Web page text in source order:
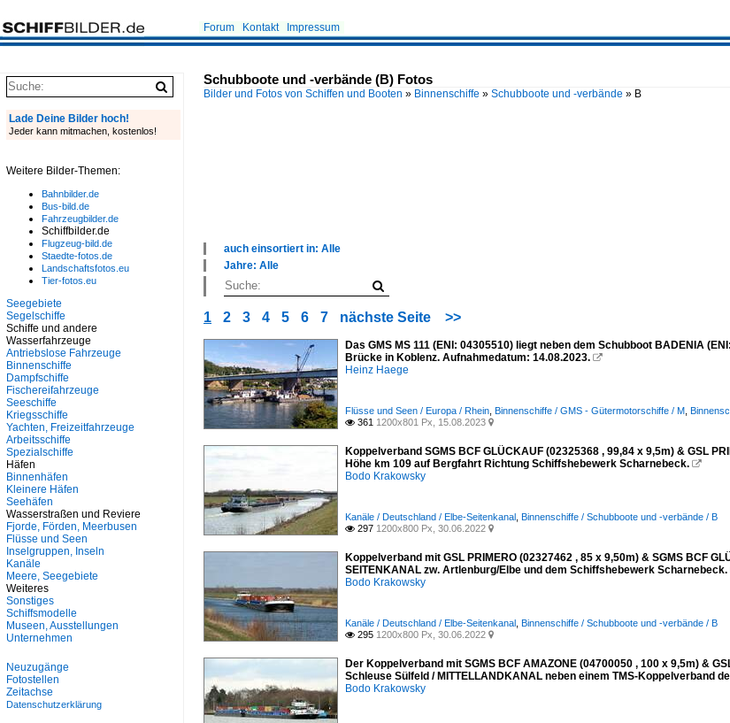
Forum Kontakt Impressum
Schubboote und -verbände (B) Fotos
Bilder und Fotos von Schiffen und Booten » Binnenschiffe » Schubboote und -verbände » B
auch einsortiert in: Alle
Antriebslose Fahrzeuge
Binnenschiffe
Kanäle
Seehäfen
Sonstiges
Spezialschiffe
Unternehmen
Jahre: Alle
Alle Jahre
1970
2000
2010
2020
1 2 3 4 5 6 7 nächste Seite >>
Das GMS MS 111 (ENI: 04305510) liegt neben dem Schubboot BADENIA
Brücke in Koblenz. Aufnahmedatum: 14.08.2023. 
Heinz Haege
Flüsse und Seen / Europa / Rhein Binnenschiffe / GMS - Gütermotorschiffe / M
 361 1200x801 Px, 15.08.2023 
Koppelverband SGMS BCF GLÜCKAUF (02325368 , 99,84 x 9,5m) & GSL
Höhe km 109 auf Bergfahrt Richtung Schiffshebewerk Scharnebeck. 
Bodo Krakowsky
Kanäle / Deutschland / Elbe-Seitenkanal Binnenschiffe / Schubboote und -verbände / B
 297 1200x800 Px, 30.06.2022 
Koppelverband mit GSL PRIMERO (02327462 , 85 x 9,50m) & SGMS BCF
SEITENKANAL zw. Artlenburg/Elbe und dem Schiffshebewerk Scharnebeck.
Bodo Krakowsky
Kanäle / Deutschland / Elbe-Seitenkanal Binnenschiffe / Schubboote und -verbände / B
 295 1200x800 Px, 30.06.2022 
Der Koppelverband mit SGMS BCF AMAZONE (04700050 , 100 x 9,5m) &
Schleuse Sülfeld / MITTELLANDKANAL neben einem TMS-Koppelverband
Bodo Krakowsky
Lade Deine Bilder hoch!
Jeder kann mitmachen, kostenlos!
Weitere Bilder-Themen:
Bahnbilder.de
Bus-bild.de
Fahrzeugbilder.de
Schiffbilder.de
Flugzeug-bild.de
Staedte-fotos.de
Landschaftsfotos.eu
Tier-fotos.eu
Seegebiete
Segelschiffe
Schiffe und andere
Wasserfahrzeuge
Antriebslose Fahrzeuge
Binnenschiffe
Dampfschiffe
Fischereifahrzeuge
Seeschiffe
Kriegsschiffe
Yachten, Freizeitfahrzeuge
Arbeitsschiffe
Spezialschiffe
Häfen
Binnenhäfen
Kleinere Häfen
Seehäfen
Wasserstraßen und Reviere
Fjorde, Förden, Meerbusen
Flüsse und Seen
Inselgruppen, Inseln
Kanäle
Meere, Seegebiete
Weiteres
Sonstiges
Schiffsmodelle
Museen, Ausstellungen
Unternehmen
Neuzugänge
Fotostellen
Zeitachse
Datenschutzerklärung